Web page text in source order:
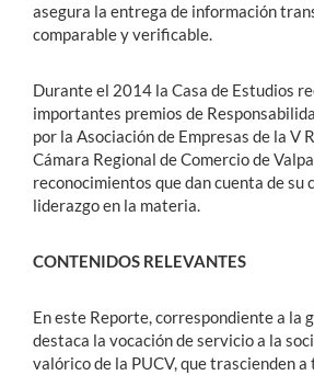
asegura la entrega de información
comparable y verificable.
Durante el 2014 la Casa de Estudios
importantes premios de
por la Asociación de Empresas de la V
Cámara Regional de Comercio de
reconocimientos que dan cuenta de su
liderazgo en la materia.
CONTENIDOS RELEVANTES
En este Reporte, correspondiente a la
destaca la vocación de servicio a la
valórico de la PUCV, que trascienden a